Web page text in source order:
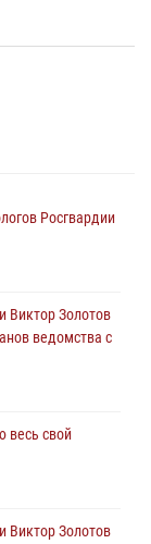
Росгвардии
Виктор Золотов
ведомства с
весь свой
Виктор Золотов